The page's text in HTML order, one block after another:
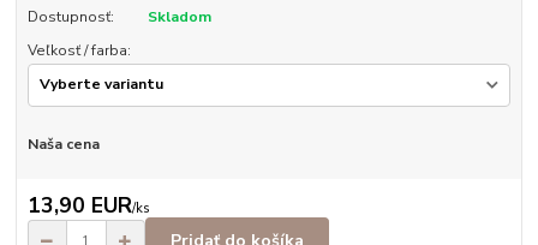
Dostupnosť:
Skladom
Veľkosť / farba:
Naša cena
13,90 EUR/ks